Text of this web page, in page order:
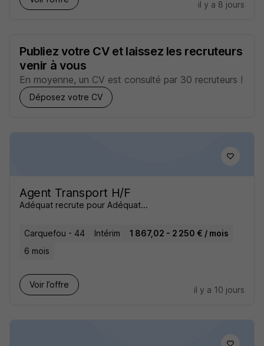
il y a 8 jours
Publiez votre CV et laissez les recruteurs
venir à vous
En moyenne, un CV est consulté par 30 recruteurs !
Déposez votre CV
Agent Transport H/F
Adéquat recrute pour Adéquat...
Carquefou - 44 Intérim
1 867,02 - 2 250 € / mois
6 mois
Voir l’offre
il y a 10 jours